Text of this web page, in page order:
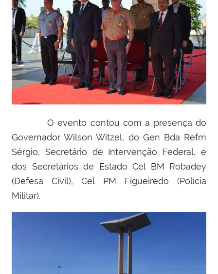
O evento contou com a presença do
Governador Wilson Witzel, do Gen Bda Refm
Sérgio, Secretário de Intervenção Federal, e
dos Secretários de Estado Cel BM Robadey
(Defesa Civil), Cel PM Figueiredo (Polícia
Militar).